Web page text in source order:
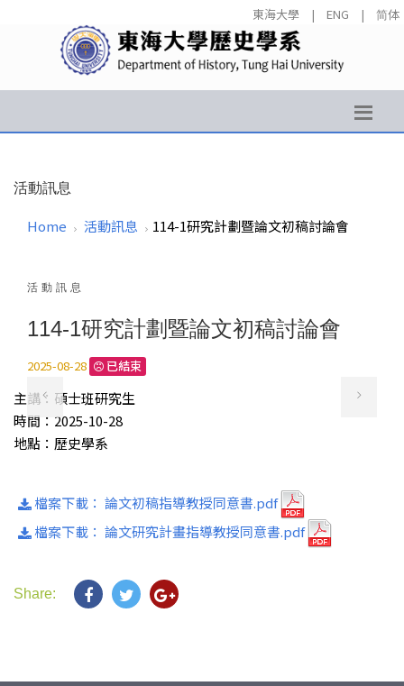
東海大學 | ENG | 简体
活動訊息
Home 活動訊息 114-1研究計劃暨論文初稿討論會
活動訊息
114-1研究計劃暨論文初稿討論會
2025-08-28 已結束
主講：碩士班研究生
時間：2025-10-28
地點：歷史學系
檔案下載： 論文初稿指導教授同意書.pdf
檔案下載： 論文研究計畫指導教授同意書.pdf
Share: